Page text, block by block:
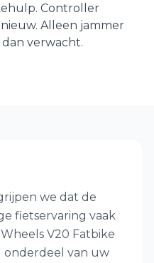
Controller
Alleen jammer
verwacht.
we dat de
fietservaring vaak
V20 Fatbike
onderdeel van uw